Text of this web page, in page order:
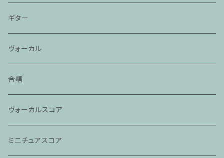
ギター
ヴォーカル
合唱
ヴォーカルスコア
ミニチュアスコア